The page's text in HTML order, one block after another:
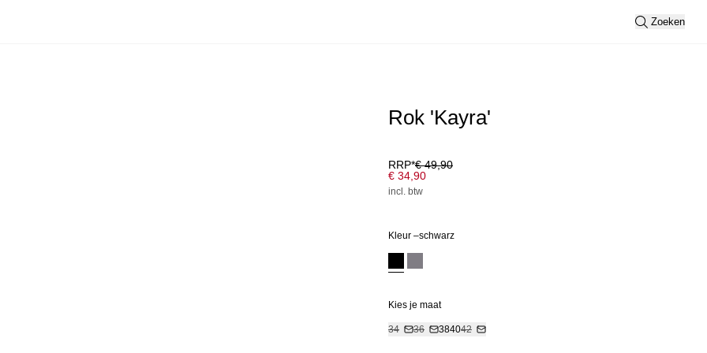
Zoeken
Rok 'Kayra'
RRP*€ 49,90
€ 34,90
incl. btw
Kleur –schwarz
Kies je maat
34 36 384042